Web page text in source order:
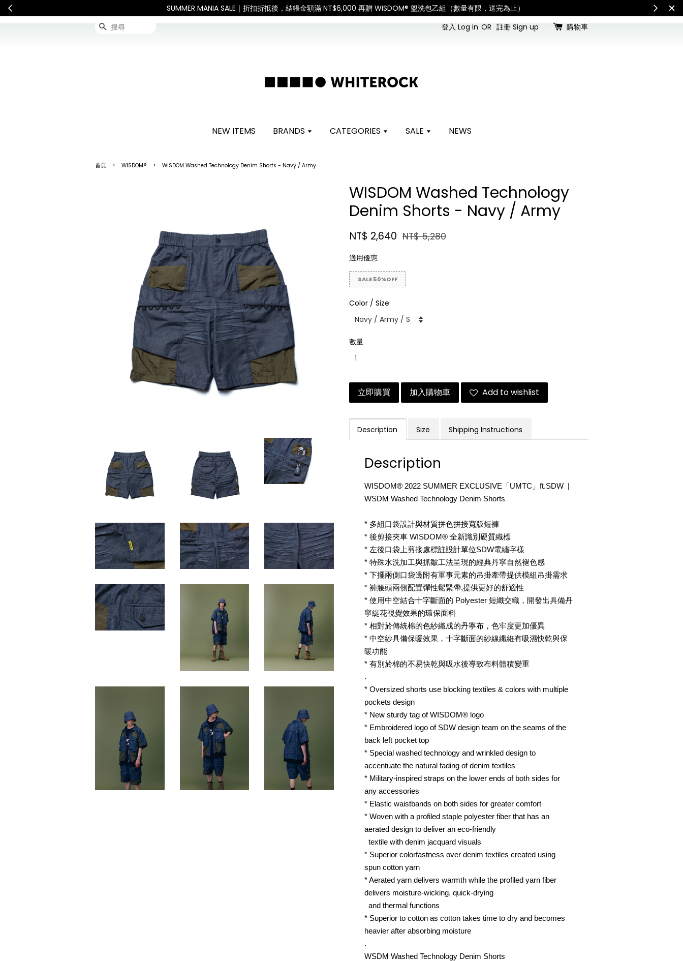
連假期間宅配服務將暫停配送。 如遇假日、天災或其他不可抗力因素，出貨安排可能調整，敬請見諒 查看國內宅配最新公告
搜尋 登入 Log in OR 註冊 Sign up 購物車
NEW ITEMS BRANDS CATEGORIES SALE NEWS
首頁 › WISDOM® › WISDOM Washed Technology Denim Shorts - Navy / Army
WISDOM Washed Technology
Denim Shorts - Navy / Army
NT$ 2,640 NT$ 5,280
適用優惠
SALE 50%OFF
Color / Size
數量
立即購買 加入購物車 Add to wishlist
Description Size Shipping Instructions
Description
WISDOM® 2022 SUMMER EXCLUSIVE「UMTC」ft.SDW |
WSDM Washed Technology Denim Shorts
* 多組口袋設計與材質拼色拼接寬版短褲
* 後剪接夾車 WISDOM® 全新識別硬質織標
* 左後口袋上剪接處標註設計單位SDW電繡字樣
* 特殊水洗加工與抓皺工法呈現的經典丹寧自然褪色感
* 下擺兩側口袋邊附有軍事元素的吊掛牽帶提供模組吊掛需求
* 褲腰頭兩側配置彈性鬆緊帶,提供更好的舒適性
* 使用中空結合十字斷面的 Polyester 短纖交織，開發出具備丹
寧緹花視覺效果的環保面料
* 相對於傳統棉的色紗織成的丹寧布，色牢度更加優異
* 中空紗具備保暖效果，十字斷面的紗線纖維有吸濕快乾與保
暖功能
* 有別於棉的不易快乾與吸水後導致布料體積變重
.
* Oversized shorts use blocking textiles & colors with multiple
pockets design
* New sturdy tag of WISDOM® logo
* Embroidered logo of SDW design team on the seams of the
back left pocket top
* Special washed technology and wrinkled design to
accentuate the natural fading of denim textiles
* Military-inspired straps on the lower ends of both sides for
any accessories
* Elastic waistbands on both sides for greater comfort
* Woven with a profiled staple polyester fiber that has an
aerated design to deliver an eco-friendly
textile with denim jacquard visuals
* Superior colorfastness over denim textiles created using
spun cotton yarn
* Aerated yarn delivers warmth while the profiled yarn fiber
delivers moisture-wicking, quick-drying
and thermal functions
* Superior to cotton as cotton takes time to dry and becomes
heavier after absorbing moisture
.
WSDM Washed Technology Denim Shorts